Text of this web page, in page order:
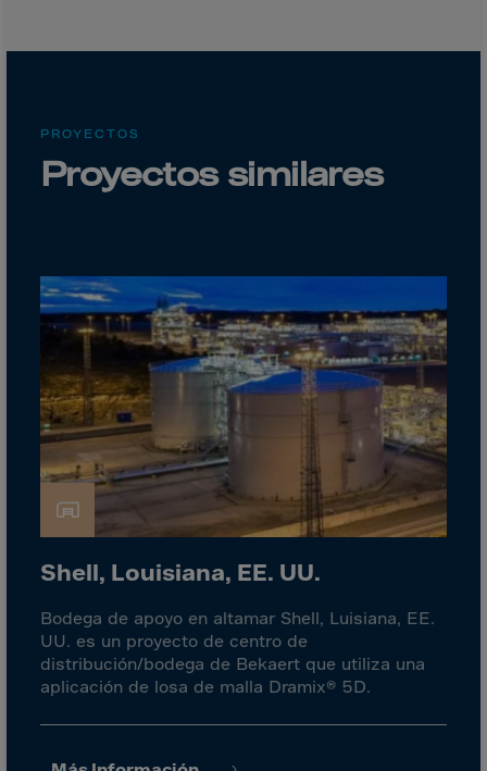
Colombia
Cook Islands
Costa Rica
Cuba
Curaçao
Cyprus
Czech Republic
Dem. Rep. Congo
Denmark
Dominica
Dominican Rep.
PROYECTOS
Proyectos similares
Shell, Louisiana, EE. UU.
Bodega de apoyo en altamar Shell, Luisiana, EE.
UU. es un proyecto de centro de
distribución/bodega de Bekaert que utiliza una
aplicación de losa de malla Dramix® 5D.